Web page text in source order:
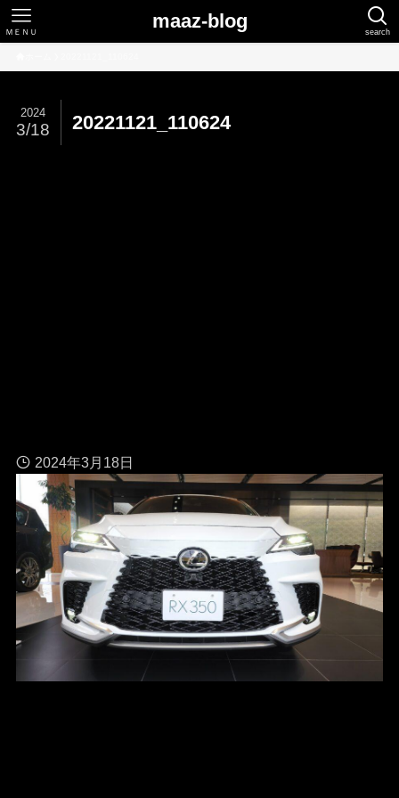
maaz-blog search
ＭＥＮＵ
20221121_110624
2024
3/18
2024年3月18日